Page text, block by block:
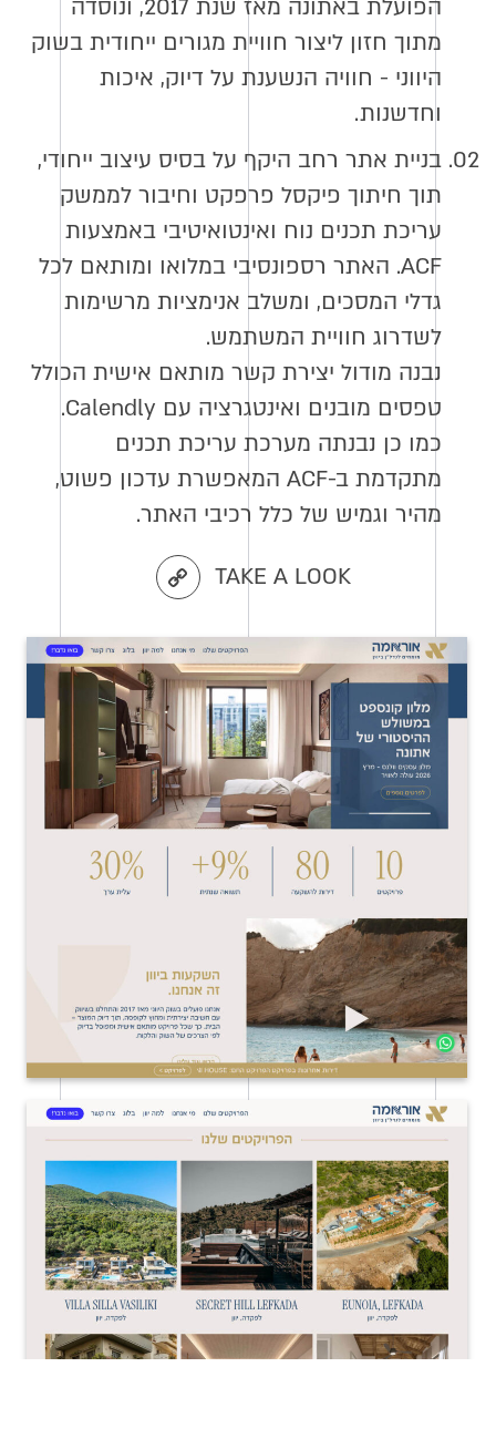
הפועלת באתונה מאז שנת 2017, ונוסדה
מתוך חזון ליצור חוויית מגורים ייחודית בשוק
היווני - חוויה הנשענת על דיוק, איכות
וחדשנות.
02. בניית אתר רחב היקף על בסיס עיצוב ייחודי,
תוך חיתוך פיקסל פרפקט וחיבור לממשק
עריכת תכנים נוח ואינטואיטיבי באמצעות
ACF. האתר רספונסיבי במלואו ומותאם לכל
גדלי המסכים, ומשלב אנימציות מרשימות
לשדרוג חוויית המשתמש.
נבנה מודול יצירת קשר מותאם אישית הכולל
טפסים מובנים ואינטגרציה עם Calendly.
כמו כן נבנתה מערכת עריכת תכנים
מתקדמת ב-ACF המאפשרת עדכון פשוט,
מהיר וגמיש של כלל רכיבי האתר.
TAKE A LOOK